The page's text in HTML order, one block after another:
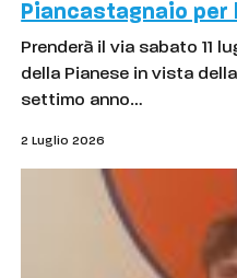
Piancastagnaio per
Prenderà il via sabato 11
della Pianese in vista
settimo anno…
2 Luglio 2026